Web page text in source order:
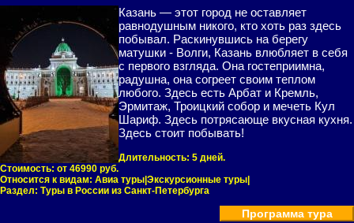
Казань — этот город не оставляет
равнодушным никого, кто хоть раз здесь
побывал. Раскинувшись на берегу
матушки - Волги, Казань влюбляет в себя
с первого взгляда. Она гостеприимна,
радушна, она согреет своим теплом
любого. Здесь есть Арбат и Кремль,
Эрмитаж, Троицкий собор и мечеть Кул
Шариф. Здесь потрясающе вкусная кухня.
Здесь стоит побывать!
Длительность: 5 дней.
Стоимость: от 46990 руб.
Относится к видам: Авиа туры|Экскурсионные туры|
Раздел: Туры в России из Санкт-Петербурга
Программа тура